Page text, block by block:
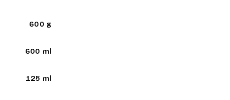
600 g
600 ml
125 ml